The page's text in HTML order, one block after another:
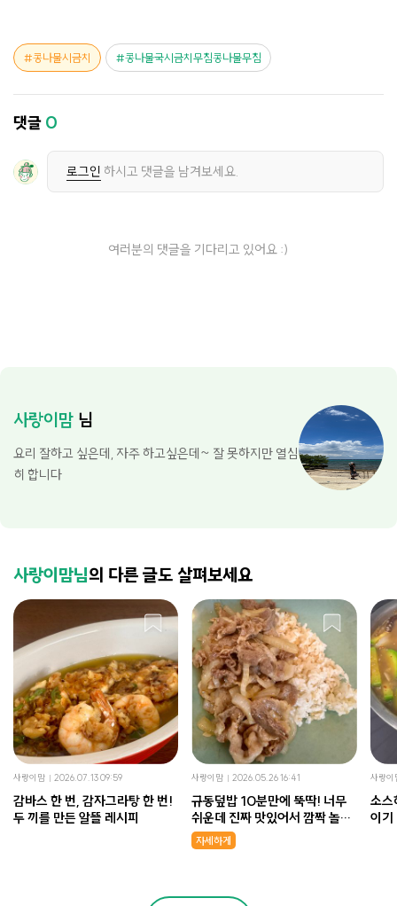
콩나물시금치 콩나물국시금치무침콩나물무침
댓글 0
로그인 하시고 댓글을 남겨보세요.
여러분의 댓글을 기다리고 있어요 :)
사랑이맘 님
요리 잘하고 싶은데, 자주 하고싶은데~ 잘 못하지만 열심
히 합니다
사랑이맘님의 다른 글도 살펴보세요
사랑이맘 2026.07.13 09:59
감바스 한 번, 감자그라탕 한 번!
두 끼를 만든 알뜰 레시피
사랑이맘 2026.05.26 16:41
규동덮밥 10분만에 뚝딱! 너무
쉬운데 진짜 맛있어서 깜짝 놀랐
어요!
자세하게
사랑이
소스
이기